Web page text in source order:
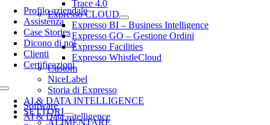
Trace 4.0
Expresso CLOUD
Expresso BI – Business Intelligence
Expresso GO – Gestione Ordini
Expresso Facilities
Expresso WhistleCloud
Custom
NiceLabel
Storia di Expresso
AI & DATA INTELLIGENCE
SETTORI
ALIMENTARE
NavigationProfilo aziendale
Assistenza
Case Stories
Dicono di noi
Clienti
Certificazioni
Toggle
NavigationSoftware
AI & Data Intelligence